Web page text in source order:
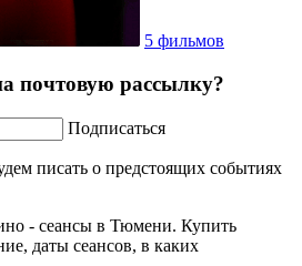
5 фильмов
почтовую рассылку?
Подписаться
писать о предстоящих событиях
- сеансы в Тюмени. Купить
даты сеансов, в каких